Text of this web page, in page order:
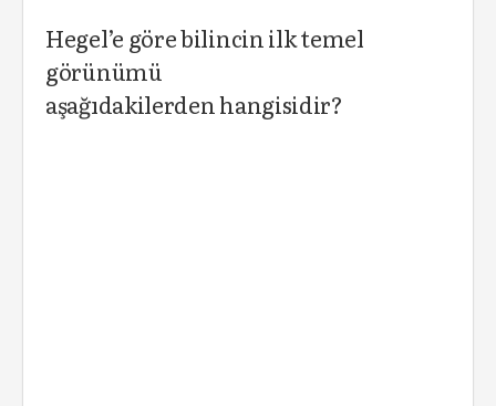
Hegel’e göre bilincin ilk temel
görünümü
aşağıdakilerden hangisidir?